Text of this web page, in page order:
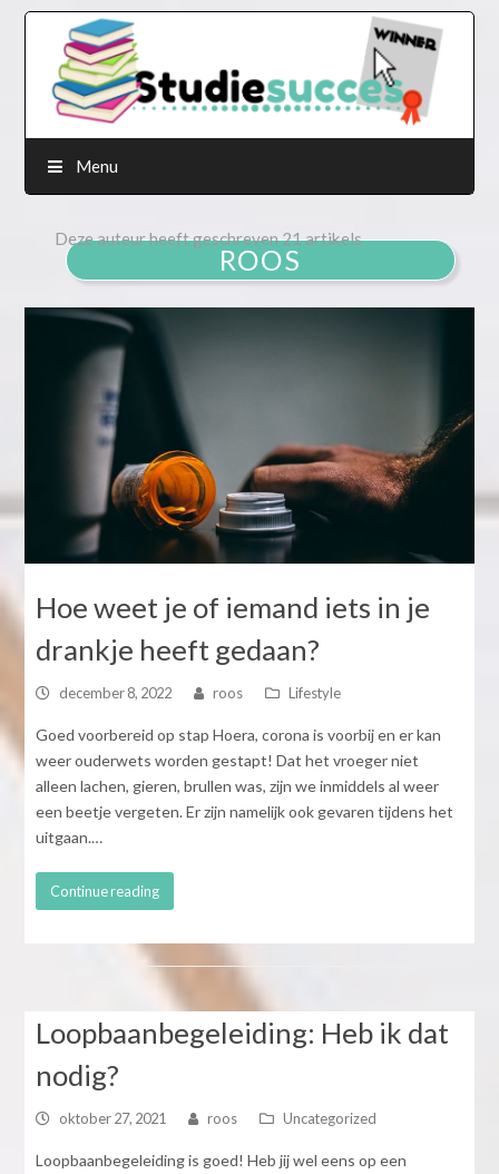
Menu
ROOS
Deze auteur heeft geschreven 21 artikels
Hoe weet je of iemand iets in je
drankje heeft gedaan?
december 8, 2022 roos Lifestyle
Goed voorbereid op stap Hoera, corona is voorbij en er kan
weer ouderwets worden gestapt! Dat het vroeger niet
alleen lachen, gieren, brullen was, zijn we inmiddels al weer
een beetje vergeten. Er zijn namelijk ook gevaren tijdens het
uitgaan.…
Continue reading
Loopbaanbegeleiding: Heb ik dat
nodig?
oktober 27, 2021 roos Uncategorized
Loopbaanbegeleiding is goed! Heb jij wel eens op een